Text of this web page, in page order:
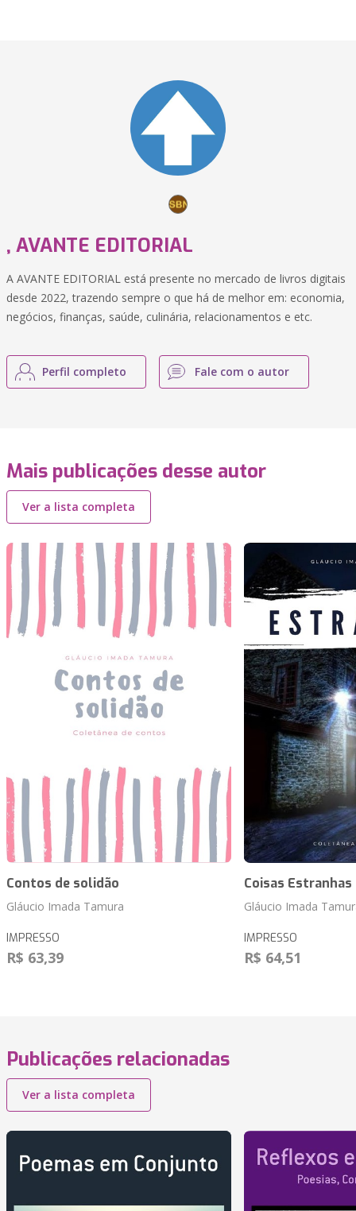
, AVANTE EDITORIAL
A AVANTE EDITORIAL está presente no mercado de livros digitais
desde 2022, trazendo sempre o que há de melhor em: economia,
negócios, finanças, saúde, culinária, relacionamentos e etc.
Perfil completo Fale com o autor
Mais publicações desse autor
Ver a lista completa
Contos de solidão
Gláucio Imada Tamura
IMPRESSO
R$ 63,39
Coisas Estranhas
Gláucio Imada
IMPRESSO
R$ 64,51
Publicações relacionadas
Ver a lista completa